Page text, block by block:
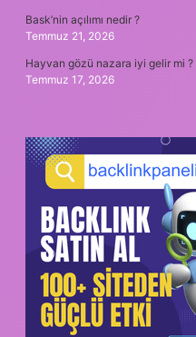
Bask’nin açılımı nedir ?
Temmuz 21, 2026
Hayvan gözü nazara iyi gelir mi ?
Temmuz 17, 2026